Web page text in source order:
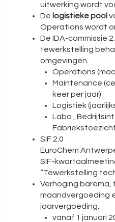
uitwerking wordt
De logistieke pool
Operations wordt
De IDA-commissie
tewerkstelling
omgevingen.
Operations
Maintenance
keer per jaar)
Logistiek
Labo ,
SIF 2.0
EuroChem
SIF-
“Tewerkstelling
Verhoging barema,
maandvergoeding
jaarvergoeding.
vanaf 1 januari